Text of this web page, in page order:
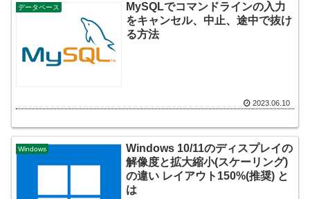
データベース
MySQLでコマンドラインの入力
をキャンセル、中止、途中で抜け
る方法
2023.06.10
Windows
Windows 10/11のディスプレイの
解像度と拡大縮小(スケーリング)
の違い レイアウト150%(推奨) と
は